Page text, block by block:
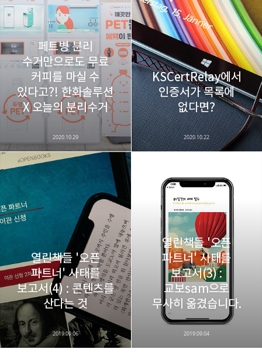
다방면의 깊은 관심과 얕은 이해도를 갖춘 보편적
비주류이자 진화하는 영원한 주변인.
구독하기
구독하기 카카오톡 라인 트위터
카카오스토리 밴드 네이버 블로그
페트병 분리
수거만으로도 무료
커피를 마실 수
있다고?! 한화솔루션
X 오늘의 분리수거
2020.10.29
KSCertRelay에서
인증서가 목록에
없다면?
2020.10.22
열린책들 '오픈
파트너' 사태를
보고서(4) : 콘텐츠를
산다는 것
2019.09.06
열린책들 '오픈
파트너' 사태를
보고서(3) :
교보sam으로
무사히 옮겼습니다.
2019.09.04